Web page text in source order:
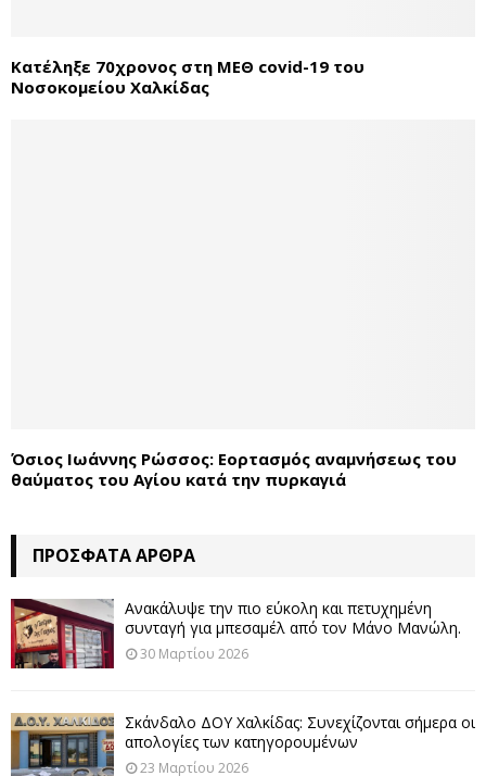
Κατέληξε 70χρονος στη ΜΕΘ covid-19 του
Νοσοκομείου Χαλκίδας
Όσιος Ιωάννης Ρώσσος: Εορτασμός αναμνήσεως του
θαύματος του Αγίου κατά την πυρκαγιά
ΠΡΌΣΦΑΤΑ ΆΡΘΡΑ
Ανακάλυψε την πιο εύκολη και πετυχημένη
συνταγή για μπεσαμέλ από τον Μάνο Μανώλη.
30 Μαρτίου 2026
Σκάνδαλο ΔΟΥ Χαλκίδας: Συνεχίζονται σήμερα οι
απολογίες των κατηγορουμένων
23 Μαρτίου 2026